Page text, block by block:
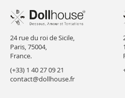
24 rue du roi de Sicile,
Paris, 75004,
France.
(+33) 1 40 27 09 21
contact@dollhouse.fr